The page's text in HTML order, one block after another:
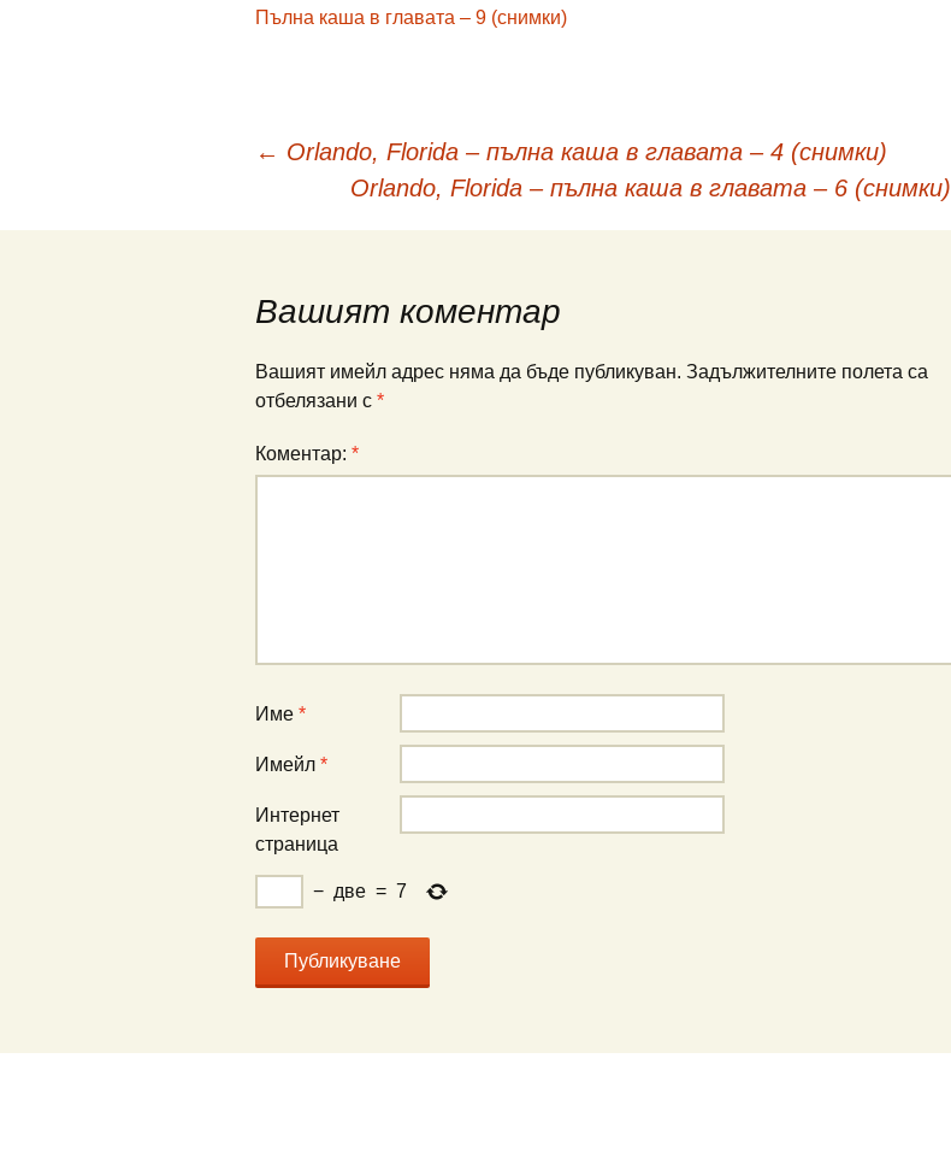
Пълна каша в главата – 9 (снимки)
Навигация
в
публикациите
← Orlando, Florida – пълна каша в главата – 4 (снимки)
Orlando, Florida – пълна каша в главата – 6 (снимки)
Вашият коментар
Вашият имейл адрес няма да бъде публикуван. Задължителните полета са
отбелязани с *
Коментар: *
Име *
Имейл *
Интернет
страница
− две = 7